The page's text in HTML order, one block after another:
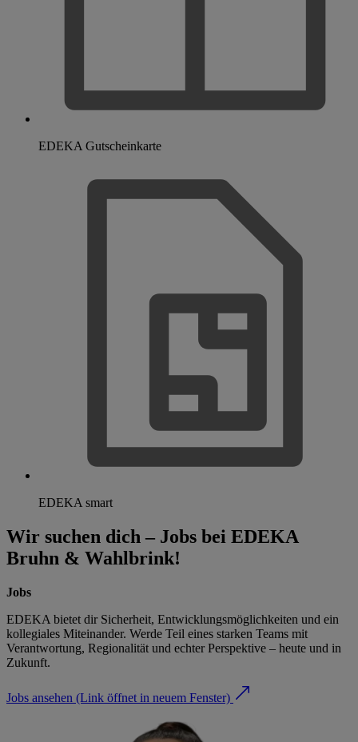
EDEKA Gutscheinkarte
EDEKA smart
Wir suchen dich – Jobs bei EDEKA
Bruhn & Wahlbrink!
Jobs
EDEKA bietet dir Sicherheit, Entwicklungsmöglichkeiten und ein
kollegiales Miteinander. Werde Teil eines starken Teams mit
Verantwortung, Regionalität und echter Perspektive – heute und in
Zukunft.
Jobs ansehen (Link öffnet in neuem Fenster)